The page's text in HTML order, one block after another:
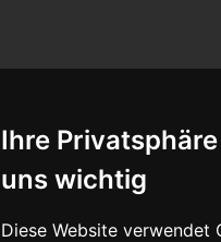
Ihre
uns wichtig
Diese Website verwendet